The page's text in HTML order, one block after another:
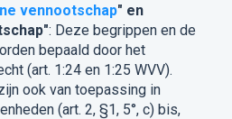
vennootschap" en
: Deze begrippen en de
bepaald door het
(art. 1:24 en 1:25 WVV).
ook van toepassing in
(art. 2, §1, 5°, c) bis,